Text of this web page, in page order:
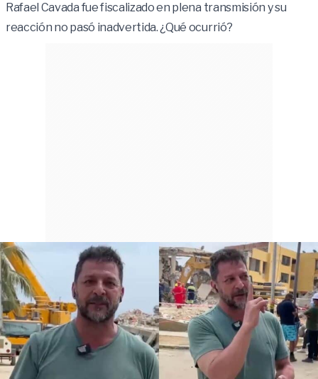
Rafael Cavada fue fiscalizado en plena transmisión y su
reacción no pasó inadvertida. ¿Qué ocurrió?